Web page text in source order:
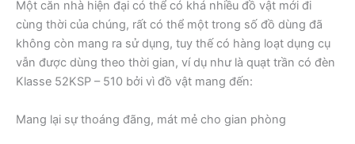
Một căn nhà hiện đại có thể có khá nhiều đồ vật mới đi
cùng thời của chúng, rất có thể một trong số đồ dùng đã
không còn mang ra sử dụng, tuy thế có hàng loạt dụng cụ
vẫn được dùng theo thời gian, ví dụ như là quạt trần có đèn
Klasse 52KSP – 510 bởi vì đồ vật mang đến:
Mang lại sự thoáng đãng, mát mẻ cho gian phòng